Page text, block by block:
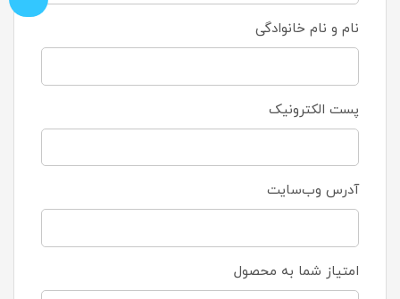
نام و نام خانوادگی
پست الکترونیک
آدرس وب‌سایت
امتیاز شما به محصول